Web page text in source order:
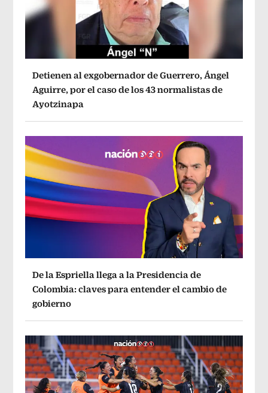
Detienen al exgobernador de Guerrero, Ángel
Aguirre, por el caso de los 43 normalistas de
Ayotzinapa
De la Espriella llega a la Presidencia de
Colombia: claves para entender el cambio de
gobierno